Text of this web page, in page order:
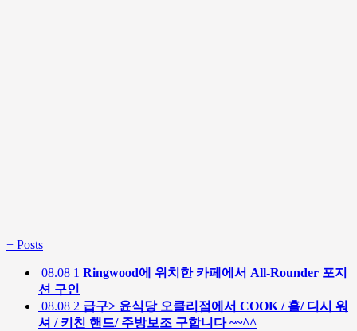
+ Posts
08.08 1 Ringwood에 위치한 카페에서 All-Rounder 포지
션 구인
08.08 2 급구> 윤식당 오클리점에서 COOK / 홀/ 디시 워
셔 / 키친 핸드/ 주방보조 구합니다 ~~^^